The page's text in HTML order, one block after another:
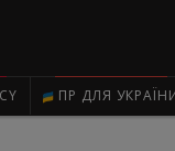
ПР ДЛЯ